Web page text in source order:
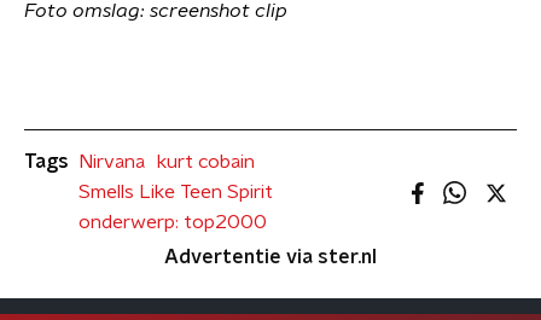
Foto omslag: screenshot clip
Tags Nirvana
kurt cobain
Smells Like Teen Spirit
onderwerp: top2000
Advertentie via ster.nl